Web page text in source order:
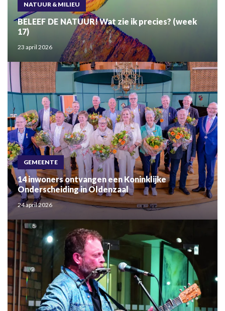
NATUUR & MILIEU
BELEEF DE NATUUR! Wat zie ik precies? (week
17)
23 april 2026
GEMEENTE
14 inwoners ontvangen een Koninklijke
Onderscheiding in Oldenzaal
24 april 2026